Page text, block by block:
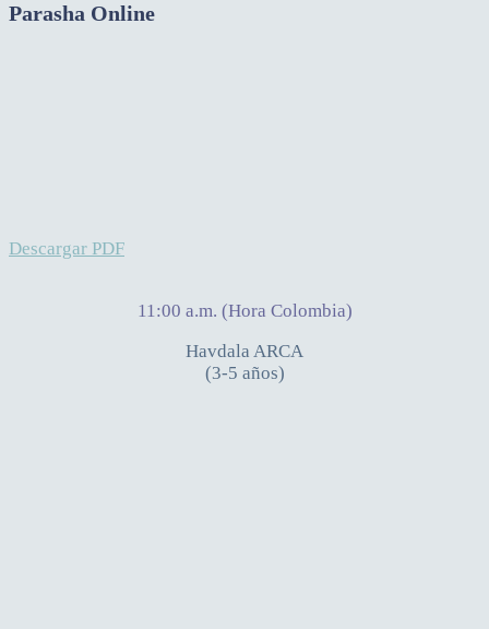
Parasha Online
Descargar PDF
11:00 a.m. (Hora Colombia)
Havdala ARCA
(3-5 años)